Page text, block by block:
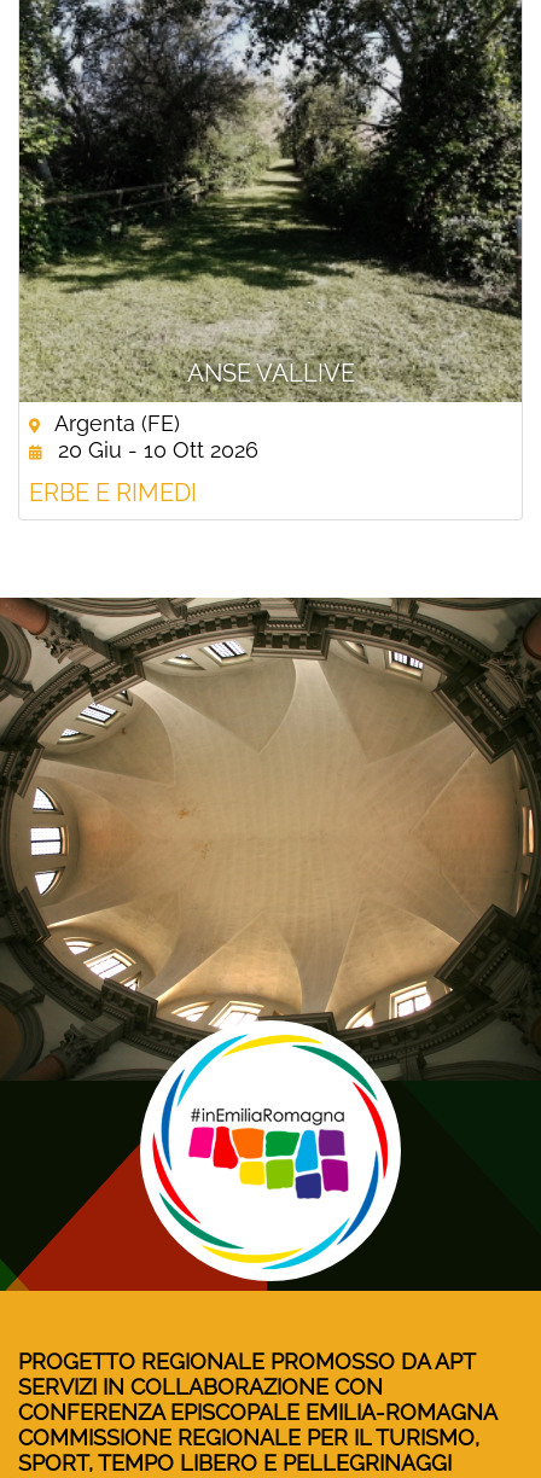
ANSE VALLIVE
Argenta (FE)
20 Giu - 10 Ott 2026
ERBE E RIMEDI
PROGETTO REGIONALE PROMOSSO DA APT
SERVIZI IN COLLABORAZIONE CON
CONFERENZA EPISCOPALE EMILIA-ROMAGNA
COMMISSIONE REGIONALE PER IL TURISMO,
SPORT, TEMPO LIBERO E PELLEGRINAGGI